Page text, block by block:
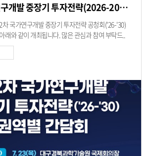
제2차 국가연구개발 중장기 투자전략(2026-2030) 권역별 간담회
국가연구개발 중장기 투자전략 공청회('26-'30)
래와 같이 개최됩니다. 많은 관심과 참여 부탁드..